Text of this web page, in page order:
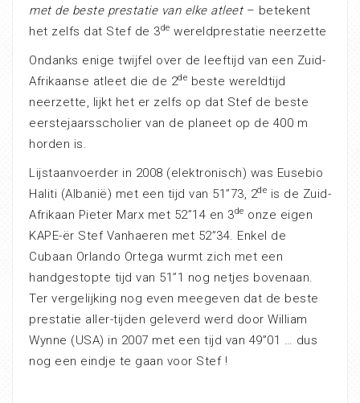
met de beste prestatie van elke atleet– betekent
het zelfs dat Stef de 3de wereldprestatie neerzette
Ondanks enige twijfel over de leeftijd van een Zuid-
Afrikaanse atleet die de 2de beste wereldtijd
neerzette, lijkt het er zelfs op dat Stef de beste
eerstejaarsscholier van de planeet op de 400 m
horden is.
Lijstaanvoerder in 2008 (elektronisch) was Eusebio
Haliti (Albanië) met een tijd van 51”73, 2de is de Zuid-
Afrikaan Pieter Marx met 52”14 en 3de onze eigen
KAPE-ër Stef Vanhaeren met 52”34. Enkel de
Cubaan Orlando Ortega wurmt zich met een
handgestopte tijd van 51”1 nog netjes bovenaan.
Ter vergelijking nog even meegeven dat de beste
prestatie aller-tijden geleverd werd door William
Wynne (USA) in 2007 met een tijd van 49”01 … dus
nog een eindje te gaan voor Stef !